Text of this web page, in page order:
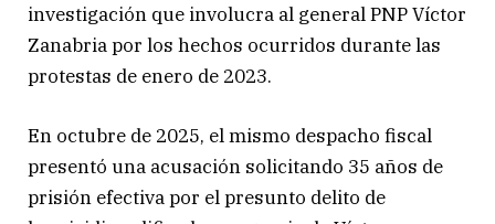
investigación que involucra al general PNP Víctor
Zanabria por los hechos ocurridos durante las
protestas de enero de 2023.
En octubre de 2025, el mismo despacho fiscal
presentó una acusación solicitando 35 años de
prisión efectiva por el presunto delito de